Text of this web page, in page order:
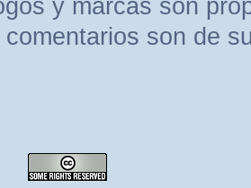
y marcas son
comentarios son de